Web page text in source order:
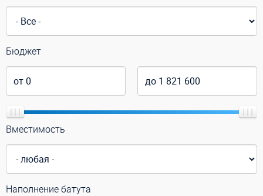
Бюджет
Вместимость
Наполнение батута